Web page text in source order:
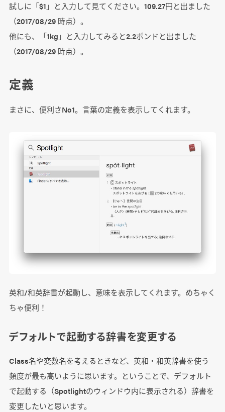
試しに「$1」と入力して見てください。109.27円と出ました
（2017/08/29 時点）。
他にも、「1kg」と入力してみると2.2ポンドと出ました
（2017/08/29 時点）。
定義
まさに、便利さNo1。言葉の定義を表示してくれます。
英和/和英辞書が起動し、意味を表示してくれます。めちゃく
ちゃ便利！
デフォルトで起動する辞書を変更する
Class名や変数名を考えるときなど、英和・和英辞書を使う
頻度が最も高いように思います。ということで、デフォルト
で起動する（Spotlightのウィンドウ内に表示される）辞書を
変更したいと思います。